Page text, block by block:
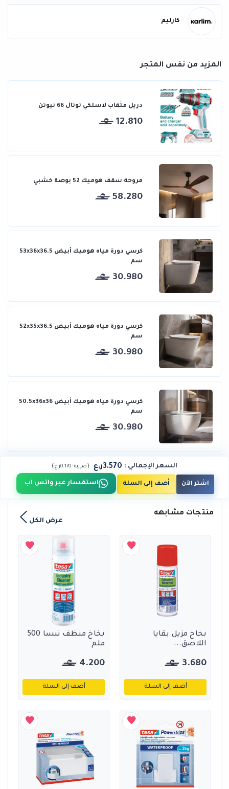
كارليم
المزيد من نفس المتجر
دريل مثقاب لاسلكي توتال 66 نيوتن
12.810
مروحة سقف هوميك 52 بوصة خشبي
58.280
كرسي دورة مياه هوميك أبيض 53x36x36.5
سم
30.980
كرسي دورة مياه هوميك أبيض 52x35x36.5
سم
30.980
كرسي دورة مياه هوميك أبيض 50.5x36x36
سم
30.980
السعر الإجمالي : 3.570ر.ع (ضريبة : 0.170ر.ع )
اشتر الآن أضف إلى السلة استفسار عبر واتس اب
منتجات مشابهه
عرض الكل
بخاخ مزيل بقايا
اللاصق...
3.680
أضف إلى السلة
بخاخ منظف تيسا 500
ملم
4.200
أضف إلى السلة